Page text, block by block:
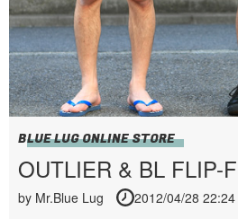
BLUE LUG ONLINE STORE
OUTLIER & BL FLIP-
by Mr.Blue Lug 2012/04/28 22:24